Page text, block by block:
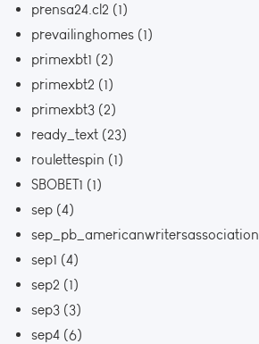
prensa24.cl2 (1)
prevailinghomes (1)
primexbt1 (2)
primexbt2 (1)
primexbt3 (2)
ready_text (23)
roulettespin (1)
SBOBET1 (1)
sep (4)
sep_pb_americanwritersassociation
sep1 (4)
sep2 (1)
sep3 (3)
sep4 (6)